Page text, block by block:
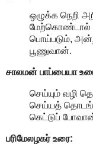
ஒழுக்க நெறி
மேற்கொண்டால்
பொய்படும்,
பூணுவான்.
சாலமன் பாப்பையா
செய்யும் வழி
செய்யத்
கெட்டுப்
பரிமேலழகர் உரை: